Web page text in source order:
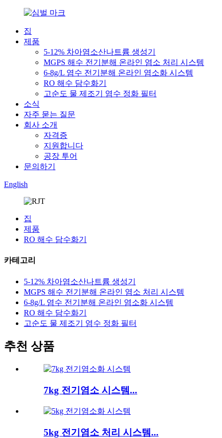
집
제품
5-12% 차아염소산나트륨 생성기
MGPS 해수 전기분해 온라인 염소 처리 시스템
6-8g/L 염수 전기분해 온라인 염소화 시스템
RO 해수 담수화기
고순도 물 제조기 염수 정화 필터
소식
자주 묻는 질문
회사 소개
자격증
지원합니다
공장 투어
문의하기
English
집
제품
RO 해수 담수화기
카테고리
5-12% 차아염소산나트륨 생성기
MGPS 해수 전기분해 온라인 염소 처리 시스템
6-8g/L 염수 전기분해 온라인 염소화 시스템
RO 해수 담수화기
고순도 물 제조기 염수 정화 필터
추천 상품
7kg 전기염소 시스템...
5kg 전기염소 처리 시스템...